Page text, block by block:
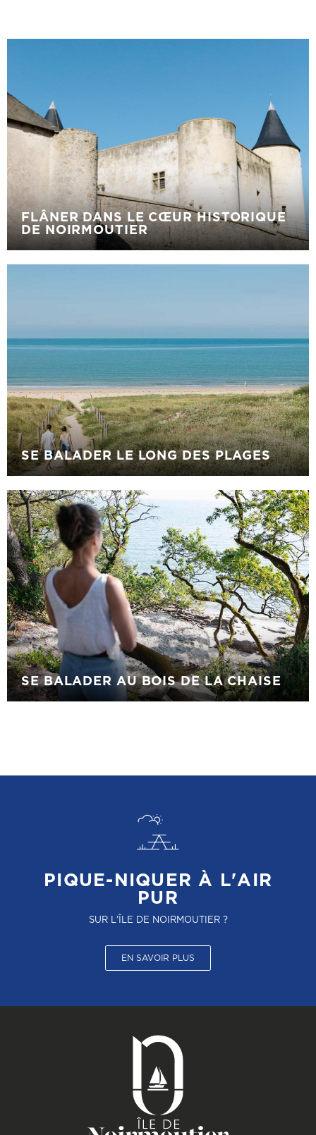
FLÂNER DANS LE CŒUR HISTORIQUE
DE NOIRMOUTIER
SE BALADER LE LONG DES PLAGES
SE BALADER AU BOIS DE LA CHAISE
PIQUE-NIQUER À L'AIR
PUR
SUR L'ÎLE DE NOIRMOUTIER ?
EN SAVOIR PLUS